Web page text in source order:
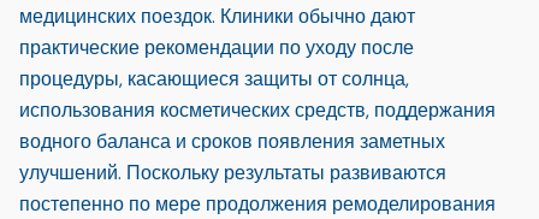
медицинских поездок. Клиники обычно дают
практические рекомендации по уходу после
процедуры, касающиеся защиты от солнца,
использования косметических средств, поддержания
водного баланса и сроков появления заметных
улучшений. Поскольку результаты развиваются
постепенно по мере продолжения ремоделирования